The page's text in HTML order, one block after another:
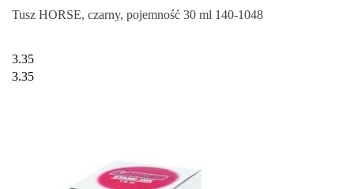
Tusz HORSE, czarny, pojemność 30 ml 140-1048
3.35
3.35